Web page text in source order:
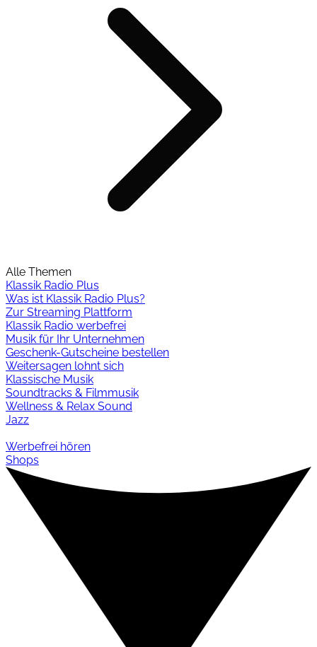
Alle Themen
Klassik Radio Plus
Was ist Klassik Radio Plus?
Zur Streaming Plattform
Klassik Radio werbefrei
Musik für Ihr Unternehmen
Geschenk-Gutscheine bestellen
Weitersagen lohnt sich
Klassische Musik
Soundtracks & Filmmusik
Wellness & Relax Sound
Jazz
Werbefrei hören
Shops